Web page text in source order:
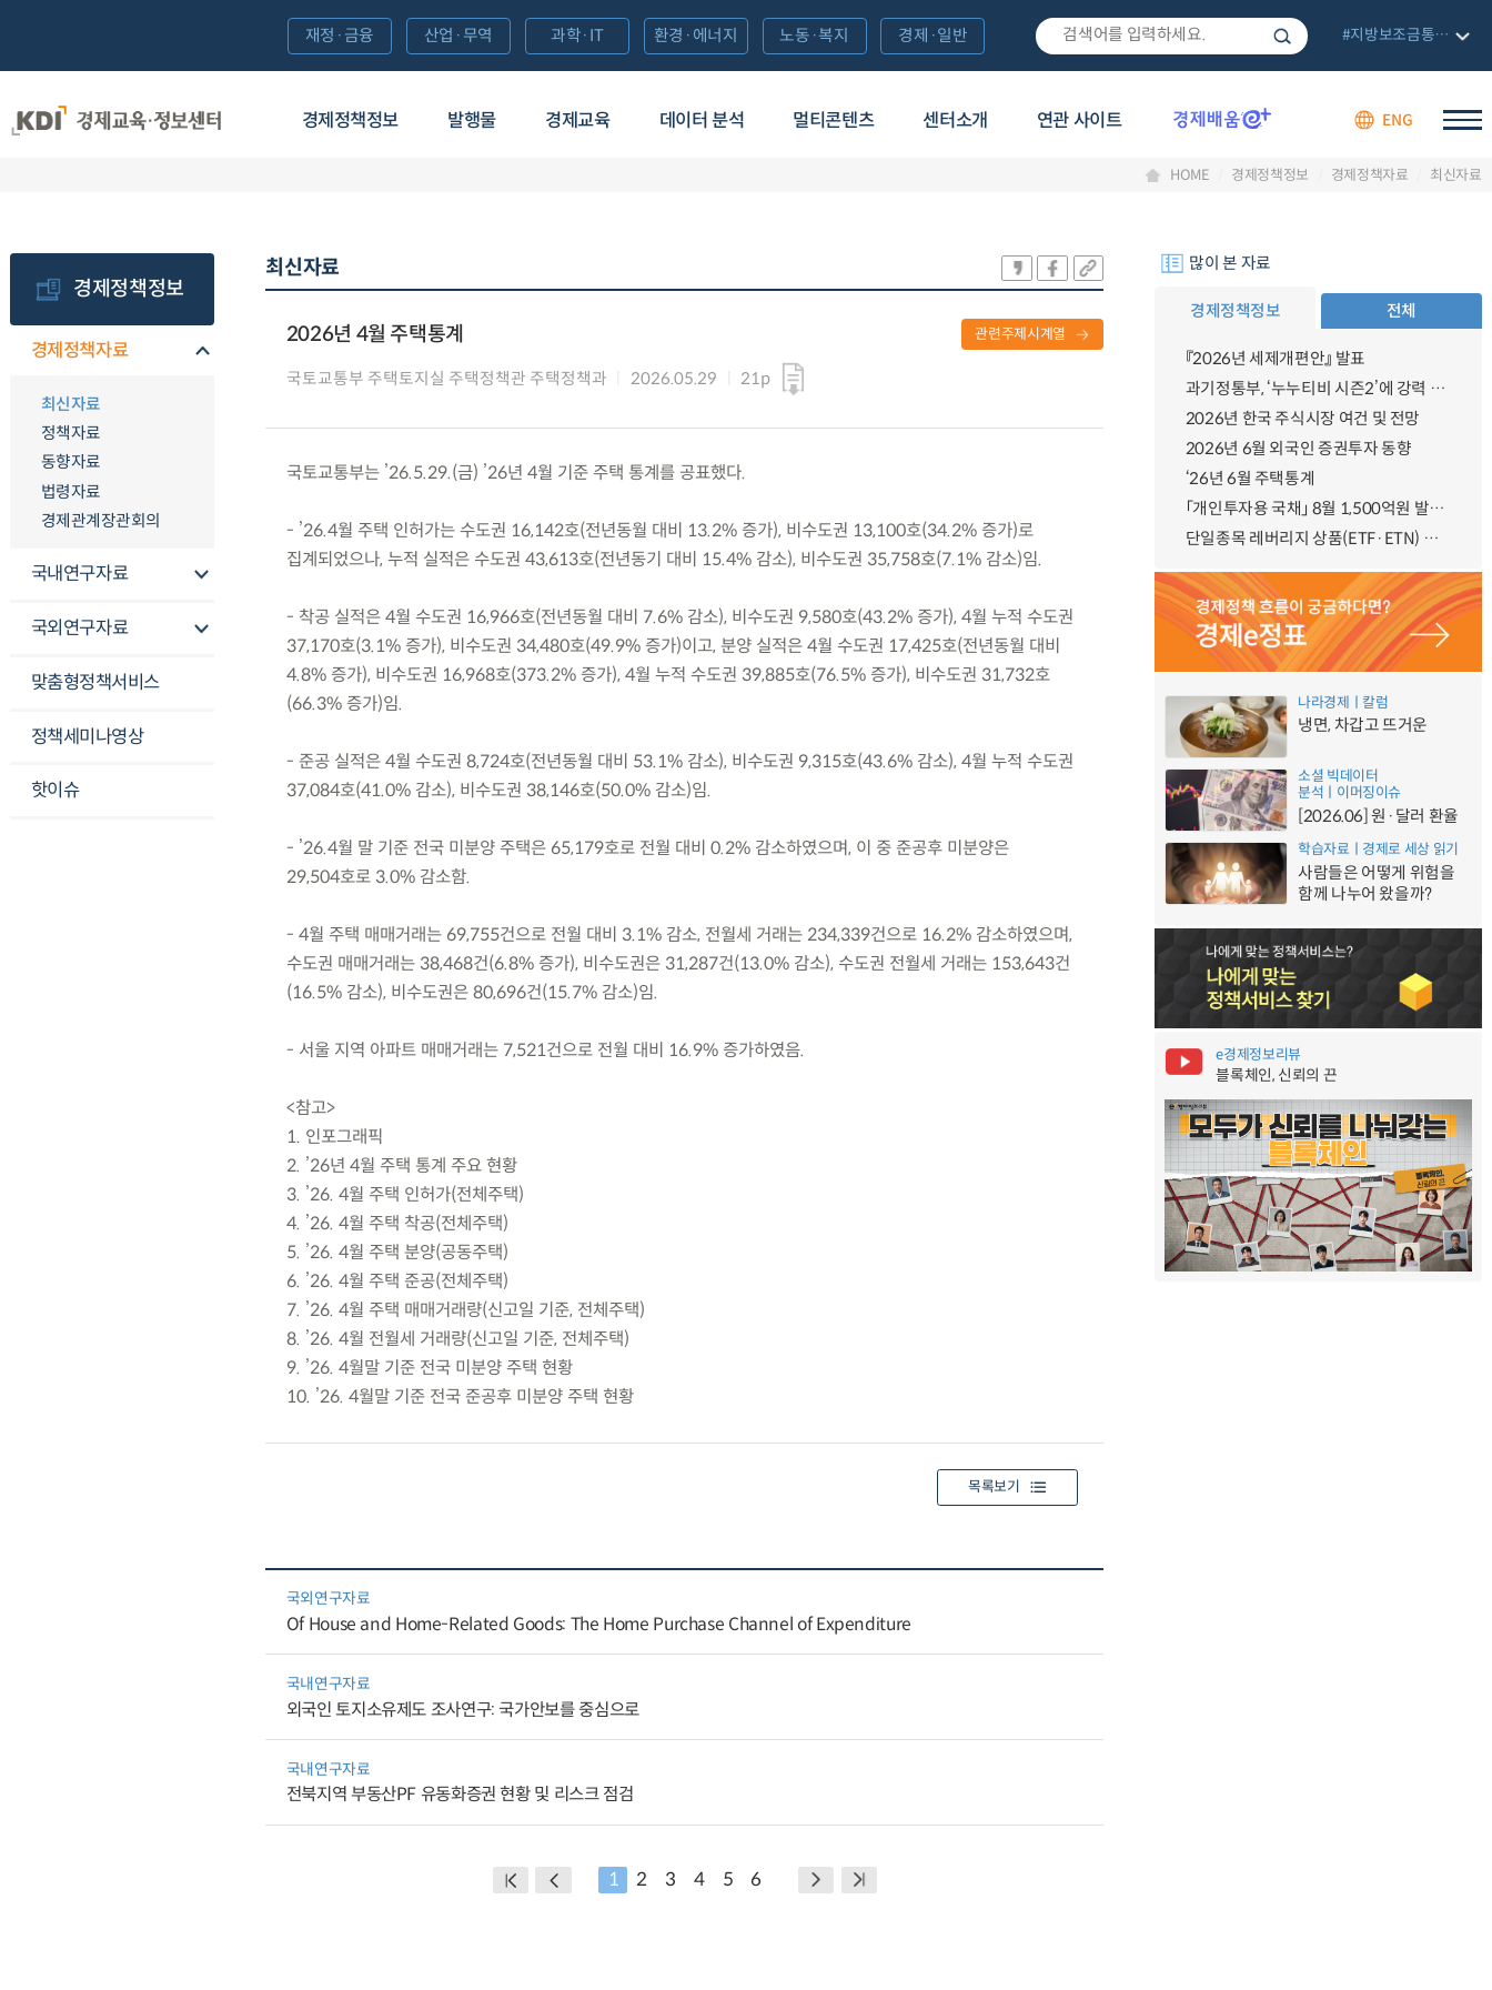
경제정책정보 발행물 경제교육 데이터 분석 멀티콘텐츠 센터소개 연관 사이트 ENG
재정·금융 산업·무역 과학·IT 환경·에너지 노동·복지 경제·일반 #지방보조금통합관리망
HOME 경제정책정보 경제정책자료 최신자료
경제정책정보
경제정책자료
최신자료
정책자료
동향자료
법령자료
경제관계장관회의
국내연구자료
국외연구자료
맞춤형정책서비스
정책세미나영상
핫이슈
최신자료
2026년 4월 주택통계
국토교통부 주택토지실 주택정책관 주택정책과 2026.05.29 21p
관련주제시계열
국토교통부는 ’26.5.29.(금) ’26년 4월 기준 주택 통계를 공표했다.
- ’26.4월 주택 인허가는 수도권 16,142호(전년동월 대비 13.2% 증가), 비수도권 13,100호(34.2% 증가)로
집계되었으나, 누적 실적은 수도권 43,613호(전년동기 대비 15.4% 감소), 비수도권 35,758호(7.1% 감소)임.
- 착공 실적은 4월 수도권 16,966호(전년동월 대비 7.6% 감소), 비수도권 9,580호(43.2% 증가), 4월 누적 수도권
37,170호(3.1% 증가), 비수도권 34,480호(49.9% 증가)이고, 분양 실적은 4월 수도권 17,425호(전년동월 대비
4.8% 증가), 비수도권 16,968호(373.2% 증가), 4월 누적 수도권 39,885호(76.5% 증가), 비수도권 31,732호
(66.3% 증가)임.
- 준공 실적은 4월 수도권 8,724호(전년동월 대비 53.1% 감소), 비수도권 9,315호(43.6% 감소), 4월 누적 수도권
37,084호(41.0% 감소), 비수도권 38,146호(50.0% 감소)임.
- ’26.4월 말 기준 전국 미분양 주택은 65,179호로 전월 대비 0.2% 감소하였으며, 이 중 준공후 미분양은
29,504호로 3.0% 감소함.
- 4월 주택 매매거래는 69,755건으로 전월 대비 3.1% 감소, 전월세 거래는 234,339건으로 16.2% 감소하였으며,
수도권 매매거래는 38,468건(6.8% 증가), 비수도권은 31,287건(13.0% 감소), 수도권 전월세 거래는 153,643건
(16.5% 감소), 비수도권은 80,696건(15.7% 감소)임.
- 서울 지역 아파트 매매거래는 7,521건으로 전월 대비 16.9% 증가하였음.
<참고>
1. 인포그래픽
2. ’26년 4월 주택 통계 주요 현황
3. ’26. 4월 주택 인허가(전체주택)
4. ’26. 4월 주택 착공(전체주택)
5. ’26. 4월 주택 분양(공동주택)
6. ’26. 4월 주택 준공(전체주택)
7. ’26. 4월 주택 매매거래량(신고일 기준, 전체주택)
8. ’26. 4월 전월세 거래량(신고일 기준, 전체주택)
9. ’26. 4월말 기준 전국 미분양 주택 현황
10. ’26. 4월말 기준 전국 준공후 미분양 주택 현황
목록보기
국외연구자료
Of House and Home-Related Goods: The Home Purchase Channel of Expenditure
국내연구자료
외국인 토지소유제도 조사연구: 국가안보를 중심으로
국내연구자료
전북지역 부동산PF 유동화증권 현황 및 리스크 점검
1 2 3 4 5 6
많이 본 자료
경제정책정보 전체
『2026년 세제개편안』 발표
과기정통부, ‘누누티비 시즌2’에 강력 대응 의지 밝혀
2026년 한국 주식시장 여건 및 전망
2026년 6월 외국인 증권투자 동향
‘26년 6월 주택통계
「개인투자용 국채」 8월 1,500억원 발행 예정
단일종목 레버리지 상품(ETF·ETN) 기본예탁금 강화 조기시행 방안 안내
나라경제ㅣ칼럼
냉면, 차갑고 뜨거운
소셜 빅데이터
분석ㅣ이머징이슈
[2026.06] 원·달러 환율
학습자료ㅣ경제로 세상 읽기
사람들은 어떻게 위험을
함께 나누어 왔을까?
e경제정보리뷰
블록체인, 신뢰의 끈